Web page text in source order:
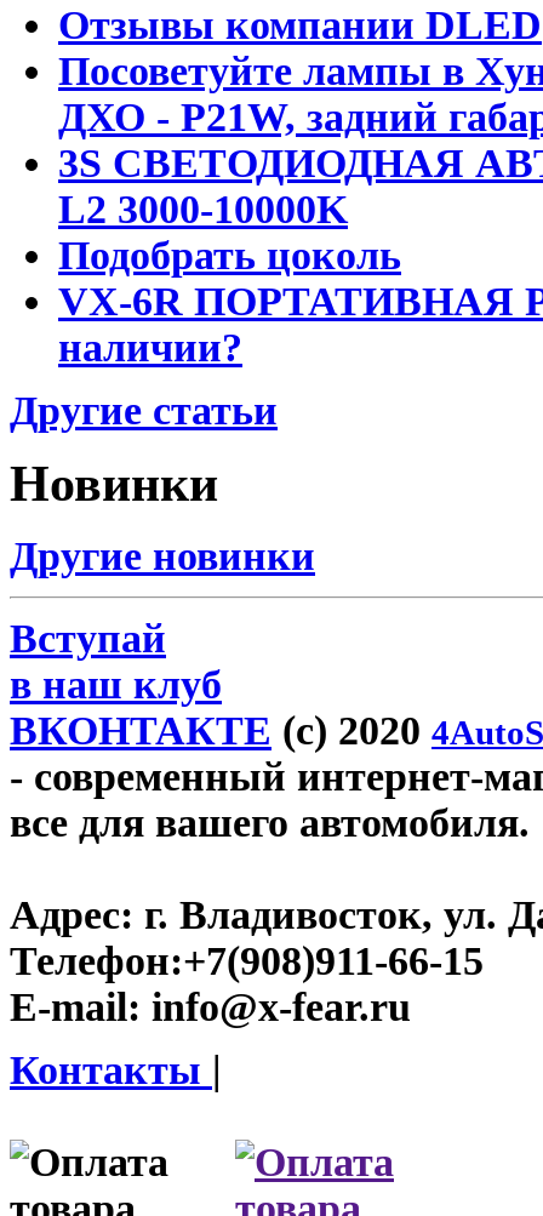
Отзывы компании DLED
Посоветуйте лампы в
ДХО - P21W, задний
3S СВЕТОДИОДНАЯ
L2 3000-10000K
Подобрать цоколь
VX-6R ПОРТАТИВНАЯ
наличии?
Другие статьи
Новинки
Другие новинки
Вступай
в наш клуб
ВКОНТАКТЕ (c) 2020
- современный интернет-
все для вашего автомобиля.
Адрес: г. Владивосток, ул.
Телефон:+7(908)911-66-15
E-mail: info@x-fear.ru
Контакты |